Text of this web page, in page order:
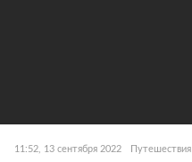
11:52, 13 сентября 2022 Путешествия